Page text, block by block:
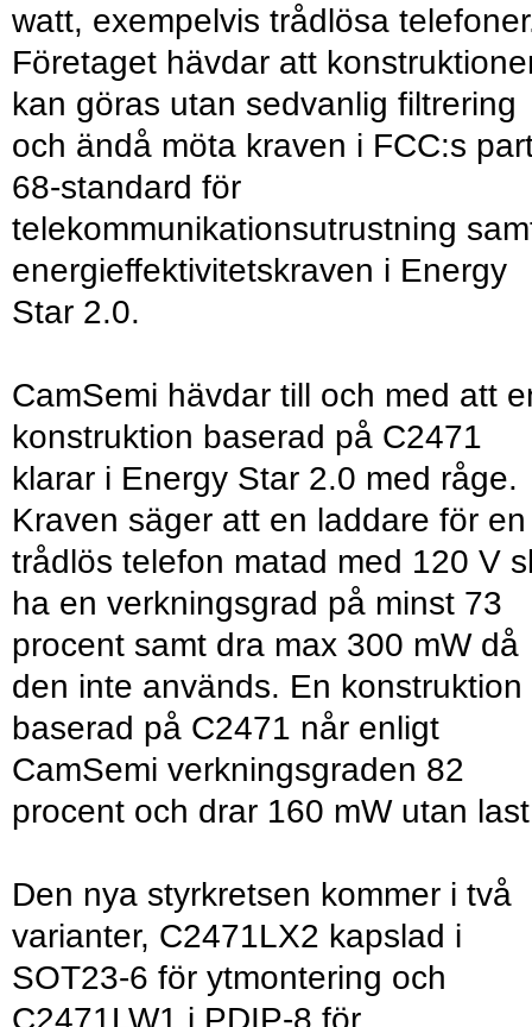
watt, exempelvis trådlösa
Företaget hävdar att
kan göras utan sedvanlig filtrering
och ändå möta kraven i FCC:s
68-standard för
telekommunikationsutrustning
energieffektivitetskraven i Energy
Star 2.0.
CamSemi hävdar till och med att
konstruktion baserad på C2471
klarar i Energy Star 2.0 med råge.
Kraven säger att en laddare för en
trådlös telefon matad med 120 V
ha en verkningsgrad på minst 73
procent samt dra max 300 mW då
den inte används. En konstruktion
baserad på C2471 når enligt
CamSemi verkningsgraden 82
procent och drar 160 mW utan
Den nya styrkretsen kommer i två
varianter, C2471LX2 kapslad i
SOT23-6 för ytmontering och